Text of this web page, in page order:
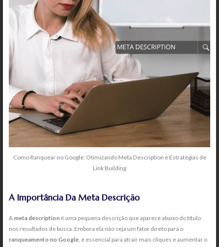
Como Ranquear no Google: Otimizando Meta Description e Estratégias de
Link Building
A Importância Da Meta Descrição
A meta description é uma pequena descrição que aparece abaixo do título
nos resultados de busca. Embora ela não seja um fator direto para o
ranqueamento no Google , é essencial para atrair mais cliques e aumentar o